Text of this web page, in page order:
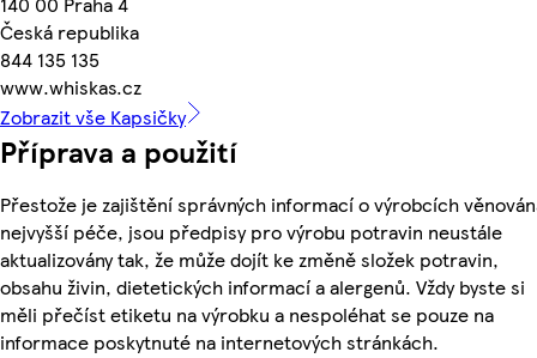
Česká republika
844 135 135
www.whiskas.cz
Zobrazit vše Kapsičky
Příprava a použití
Přestože je zajištění správných informací o výrobcích
nejvyšší péče, jsou předpisy pro výrobu potravin neustále
aktualizovány tak, že může dojít ke změně složek potravin,
obsahu živin, dietetických informací a alergenů. Vždy byste si
měli přečíst etiketu na výrobku a nespoléhat se pouze na
informace poskytnuté na internetových stránkách.